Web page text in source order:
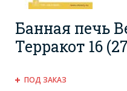
Банная печь
Терракот 16
ПОД ЗАКАЗ